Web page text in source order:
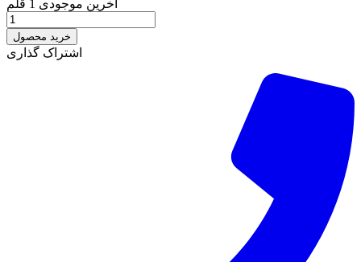
آخرین موجودی 1 قلم
خرید محصول
اشتراک گذاری